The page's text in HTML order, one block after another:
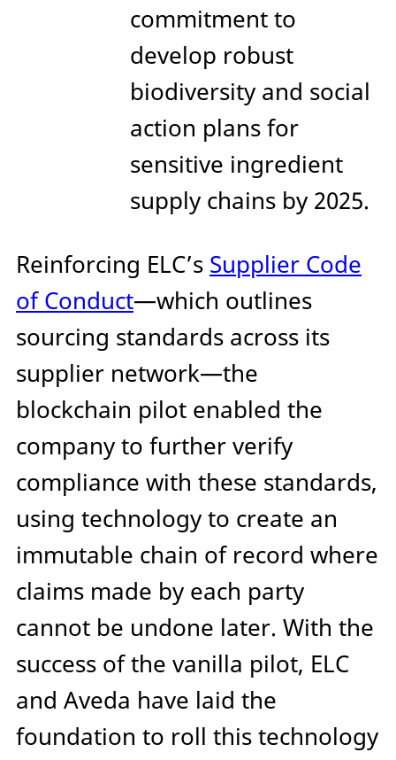
commitment to
develop robust
biodiversity and social
action plans for
sensitive ingredient
supply chains by 2025.
Reinforcing ELC’s Supplier Code
of Conduct—which outlines
sourcing standards across its
supplier network—the
blockchain pilot enabled the
company to further verify
compliance with these standards,
using technology to create an
immutable chain of record where
claims made by each party
cannot be undone later. With the
success of the vanilla pilot, ELC
and Aveda have laid the
foundation to roll this technology